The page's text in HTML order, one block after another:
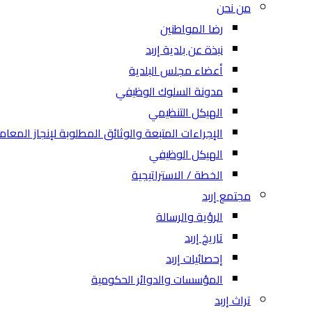
من نحن
رضا المواطنين
نبذة عن بلدية إربد
أعضاء مجلس البلدية
مدونة السلوك الوظيفي
الهيكل التنظيمي
الإجراءات المتبعة والوثائق المطلوبة لإنجاز
الهيكل الوظيفي
الخطة / الاستراتيجية
مجتمع إربد
الرؤية والرسالة
تاريخ إربد
إحصائيات إربد
المؤسسات والدوائر الحكومية
تراث إربد